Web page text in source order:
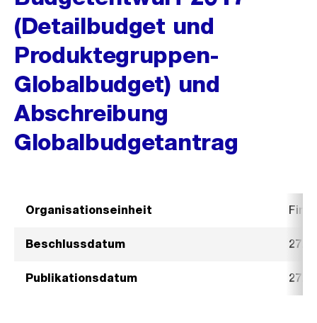
(Detailbudget und
Produktegruppen-
Globalbudget) und
Abschreibung
Globalbudgetantrag
Organisationseinheit
Beschlussdatum 27.
Publikationsdatum 27.